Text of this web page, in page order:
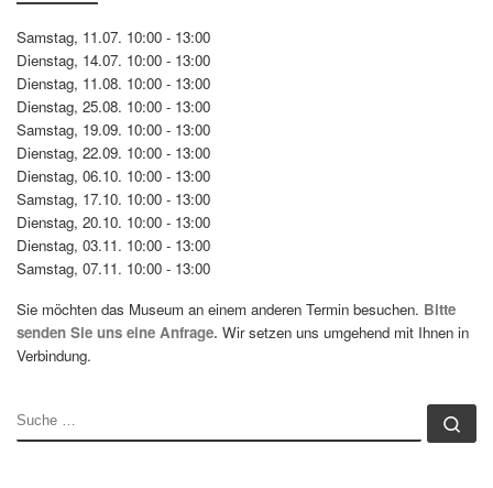
Samstag, 11.07. 10:00 - 13:00
Dienstag, 14.07. 10:00 - 13:00
Dienstag, 11.08. 10:00 - 13:00
Dienstag, 25.08. 10:00 - 13:00
Samstag, 19.09. 10:00 - 13:00
Dienstag, 22.09. 10:00 - 13:00
Dienstag, 06.10. 10:00 - 13:00
Samstag, 17.10. 10:00 - 13:00
Dienstag, 20.10. 10:00 - 13:00
Dienstag, 03.11. 10:00 - 13:00
Samstag, 07.11. 10:00 - 13:00
Sie möchten das Museum an einem anderen Termin besuchen. Bitte
senden Sie uns eine Anfrage. Wir setzen uns umgehend mit Ihnen in
Verbindung.
SUCHE